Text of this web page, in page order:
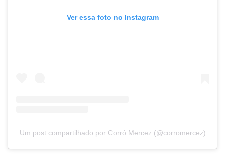
Ver essa foto no Instagram
Um post compartilhado por Corró Mercez (@corromercez)